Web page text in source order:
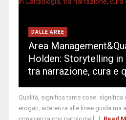
DALLE AREE
Area
Holden: Storytelling in
tra narrazione, cura e
Qualità, significa tante cose: significa
erogati, aderenza alle linee guida ma